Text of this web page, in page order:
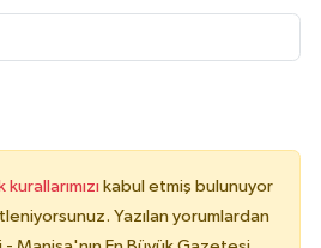
kabul etmiş bulunuyor
Yazılan yorumlardan